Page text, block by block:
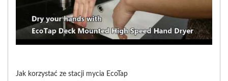
Jak korzystać ze stacji mycia EcoTap